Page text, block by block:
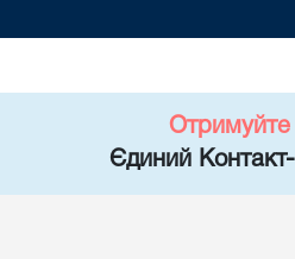
Отримуйте
Єдиний